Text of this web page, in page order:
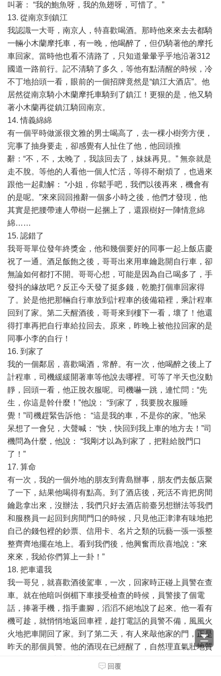
叫著： “我的鮑魚呀，我的魚翅呀，可惜了。”
13. 從南京到鎮江
我認識一大哥，南京人，特喜歡喝酒。那時他來來去去都騎
一輛小木蘭摩托車，有一晚，他喝醉了，但仍騎著他的摩托
車回家。當時他也看不清路了，只知道暈暈乎乎地沿著312
國道一路前行。記不清騎了多久，等他有點清醒的時候，冷
不丁地抬頭一看，眼前的一個招牌竟然是“鎮江大酒店”。他
居然從南京騎小木蘭摩托車騎到了鎮江！更狠的是，他又騎
著小木蘭再從鎮江騎回南京。
14. 情義綿綿
有一個平時做派很文雅的男士喝高了，去一棵小樹旁方便，
完事了抽身要走，卻感覺有人扯住了他，他回頭推
辭：“不，不，太晚了，我該回去了，妹妹再見。” 無奈就是
走不脫。等他的人看他一個人忙活，等得不耐煩了，也過來
跟他一起勸解： “小姐，你鬆手吧，我們以後再來，機會有
的是呢。”來來回回推辭一個多小時之後，他們才發現，他
其實是把腰帶連人帶樹一起捆上了，還跟樹好一陣情意綿
綿……
15. 認錯了
我哥哥單位發年終獎金，他和幾個要好的同事一起上飯店慶
祝了一通。酒足飯飽之後，哥哥出來用車鑰匙開自行車，卻
無論如何都打不開。哥哥心想，可能是因為自己喝多了，手
發抖的緣故吧？反正今天發了挺多錢，乾脆打個車回家得
了。於是他把那輛自行車放到計程車的後備箱裡，乘計程車
回到了家。第二天醒酒後，哥哥來到樓下一看，壞了！他還
得打車再把自行車給拉回去。原來，昨晚上被他拉回家的是
同事小李的自行！
16. 到家了
我的一個鄰居，喜歡喝酒，常醉。有一次，他喝醉之後上了
計程車，司機緩緩開著車等他說去哪裡。可等了半天也沒動
靜，回頭一看，他正脫衣服呢。司機嚇一跳，連忙問：“先
生，你這是幹什麼！”他說： “到家了，我要脫衣服睡
覺！”司機趕緊告訴他： “這是我的車，不是你的家。”他呆
呆想了一會兒，大聲喊： “快，快回到我上車的地方去！”司
機問為什麼，他說： “我剛才以為到家了，把鞋給脫門口
了！”
17. 算命
有一次，我的一個外地的朋友到青島辦事，朋友們去飯店聚
了一下，結果他喝得有點高。到了酒店後，死活不肯把房間
鑰匙拿出來，沒辦法，我們只好去酒店前臺另想辦法等我們
和服務員一起回到房間門口的時候，只見他正津津有味地把
自己的錢包裡的鈔票、信用卡、名片之類的玩藝一張一張整
整齊齊地擺在地上。看到我們後，他興奮而欣喜地說：“來
來來，我給你們算上一卦！”
18. 把車還我
我一哥兒，就喜歡酒後駕車，一次，回家時正碰上員警在查
車。就在他暗叫倒楣下車接受檢查的時候，員警接了個電
話，捧著手機，指手畫腳，滔滔不絕地說了起來。他一看有
機可趁，就悄悄地返回車裡，趁打電話的員警不備，風風火
火地把車開回了家。到了第二天，有人來敲他家的門，正是
昨天的那個員警。他的酒現在已經醒了，自然理直氣壯地質
員警說： “你的車我已經給你開到了門口，現在，你把警車
回覆